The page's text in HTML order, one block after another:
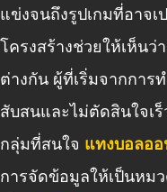
แข่งจนถึงรูปเกมที่อาจ
โครงสร้างช่วยให้เห็น
ต่างกัน ผู้ที่เริ่มจากการ
สับสนและไม่ตัดสินใจเ
กลุ่มที่สนใจ แทงบอลอ
การจัดข้อมูลให้เป็นหม